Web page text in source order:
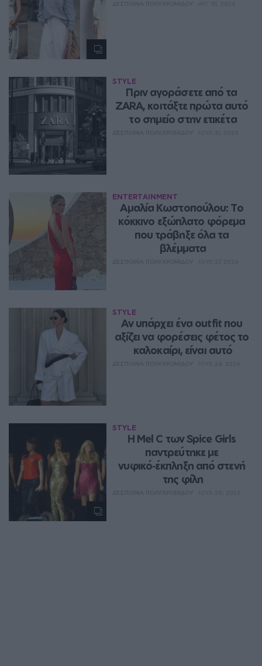
STYLE
Πριν αγοράσετε από τα
ZARA, κοιτάξτε πρώτα αυτό
το σημείο στην ετικέτα
ENTERTAINMENT
Αμαλία Κωστοπούλου: Το
κόκκινο εξώπλατο φόρεμα
που τράβηξε όλα τα
βλέμματα
STYLE
Αν υπάρχει ένα outfit που
αξίζει να φορέσεις φέτος το
καλοκαίρι, είναι αυτό
STYLE
Η Mel C των Spice Girls
παντρεύτηκε με
νυφικό‑έκπληξη από στενή
της φίλη